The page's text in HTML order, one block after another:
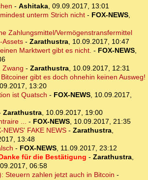
- Ashitaka, 09.09.2017, 13:01
unterm Strich nicht- FOX-NEWS,
Zahlungsmittel/Vermögenstransfermittel
Assets - Zarathustra, 10.09.2017, 10:47
Marktwert gibt es nicht. - FOX-NEWS,
Zwang - Zarathustra, 10.09.2017, 12:31
gibt es doch ohnehin keinen Ausweg!
13:20
ist Quatsch - FOX-NEWS, 10.09.2017,
Zarathustra, 10.09.2017, 19:00
... - FOX-NEWS, 10.09.2017, 21:35
NEWS' FAKE NEWS- Zarathustra,
13:48
- FOX-NEWS, 11.09.2017, 23:12
für die Bestätigung - Zarathustra,
06:58
Steuern zahlen jetzt auch in Bitcoin -